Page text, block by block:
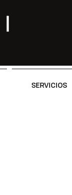
SERVICIOS